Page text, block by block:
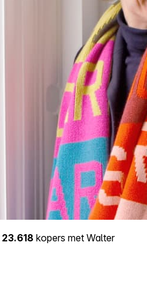
23.618 kopers met Walter